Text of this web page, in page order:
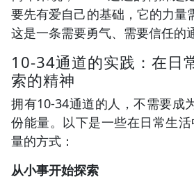
要先有爱自己的基础，它的力量
这是一条需要勇气、需要信任的
10-34通道的实践：在日
索的精神
拥有10-34通道的人，不需要成
份能量。以下是一些在日常生
量的方式：
从小事开始探索